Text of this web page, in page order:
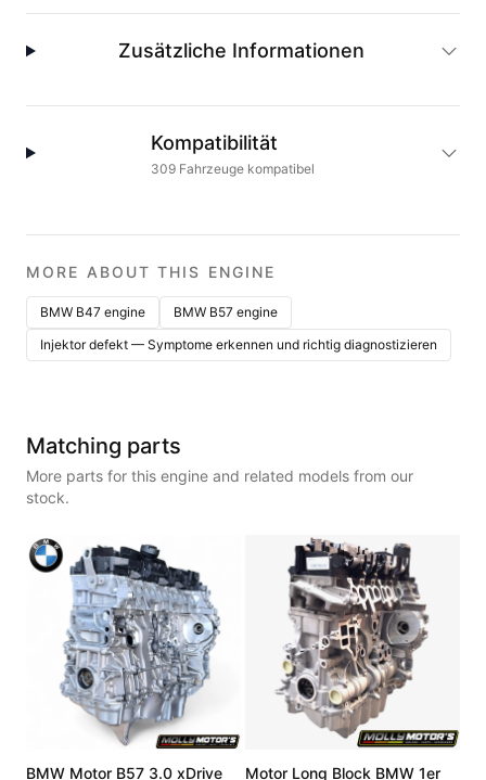
Zusätzliche Informationen
Kompatibilität
309 Fahrzeugekompatibel
MORE ABOUT THIS ENGINE
BMW B47 engine
BMW B57 engine
Injektor defekt — Symptome erkennen und richtig diagnostizieren
Matching parts
More parts for this engine and related models from our
stock.
BMW Motor B57 3.0 xDrive Motor Long Block BMW 1er